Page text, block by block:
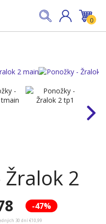
0
Žralok 2
-47%
30 dní €10,99